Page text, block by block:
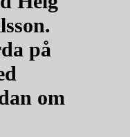
på
om